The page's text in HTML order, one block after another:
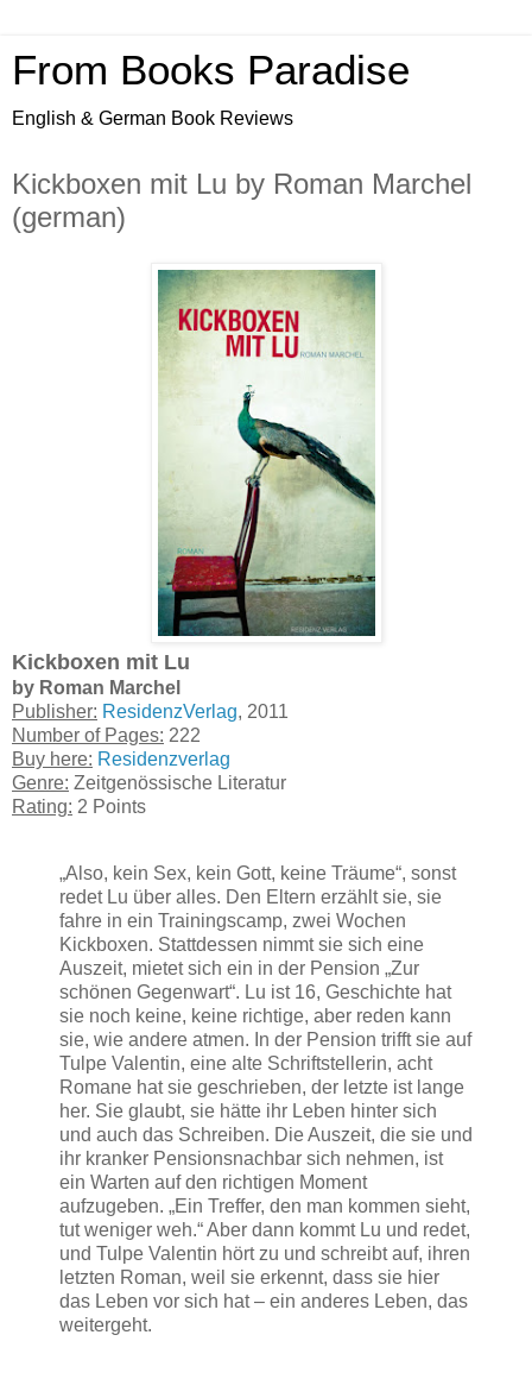
From Books Paradise
English & German Book Reviews
Kickboxen mit Lu by Roman Marchel
(german)
Kickboxen mit Lu
by Roman Marchel
Publisher: ResidenzVerlag, 2011
Number of Pages: 222
Buy here: Residenzverlag
Genre: Zeitgenössische Literatur
Rating: 2 Points
„Also, kein Sex, kein Gott, keine Träume“, sonst
redet Lu über alles. Den Eltern erzählt sie, sie
fahre in ein Trainingscamp, zwei Wochen
Kickboxen. Stattdessen nimmt sie sich eine
Auszeit, mietet sich ein in der Pension „Zur
schönen Gegenwart“. Lu ist 16, Geschichte hat
sie noch keine, keine richtige, aber reden kann
sie, wie andere atmen. In der Pension trifft sie auf
Tulpe Valentin, eine alte Schriftstellerin, acht
Romane hat sie geschrieben, der letzte ist lange
her. Sie glaubt, sie hätte ihr Leben hinter sich
und auch das Schreiben. Die Auszeit, die sie und
ihr kranker Pensionsnachbar sich nehmen, ist
ein Warten auf den richtigen Moment
aufzugeben. „Ein Treffer, den man kommen sieht,
tut weniger weh.“ Aber dann kommt Lu und redet,
und Tulpe Valentin hört zu und schreibt auf, ihren
letzten Roman, weil sie erkennt, dass sie hier
das Leben vor sich hat – ein anderes Leben, das
weitergeht.